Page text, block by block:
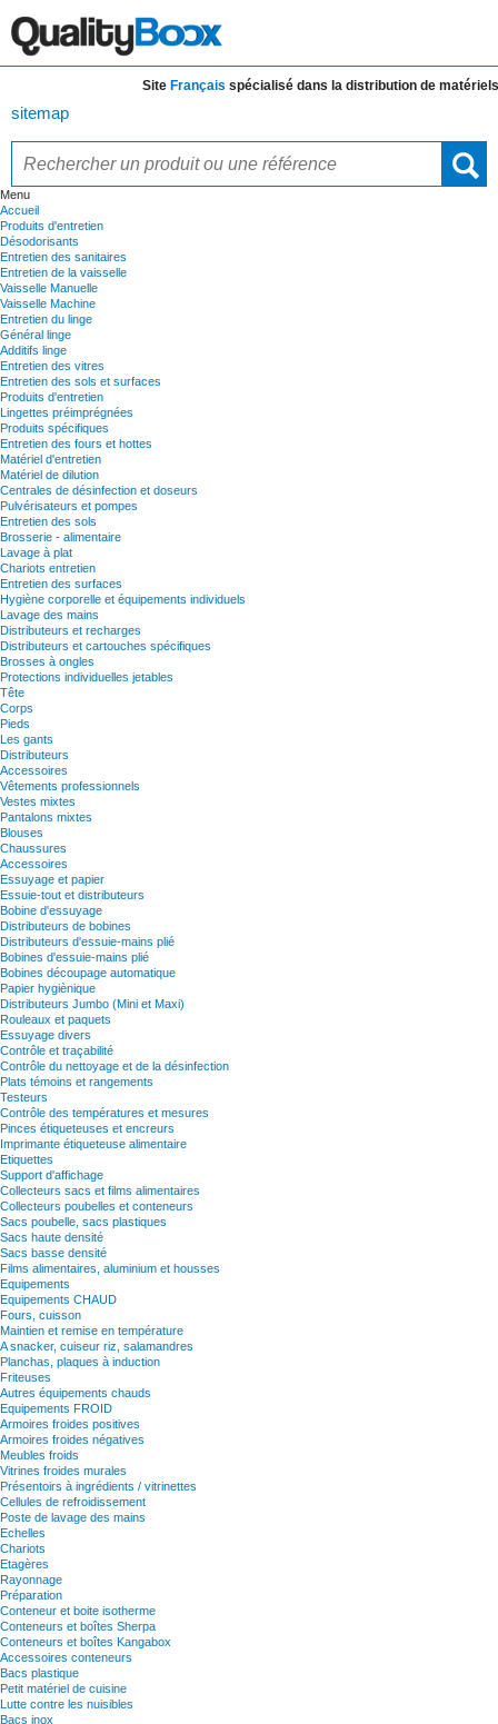
SiteFrançaisspécialisé dans la distribution dematériels et
sitemap
Menu
Accueil
Produits d'entretien
Désodorisants
Entretien des sanitaires
Entretien de la vaisselle
Vaisselle Manuelle
Vaisselle Machine
Entretien du linge
Général linge
Additifs linge
Entretien des vitres
Entretien des sols et surfaces
Produits d'entretien
Lingettes préimprégnées
Produits spécifiques
Entretien des fours et hottes
Matériel d'entretien
Matériel de dilution
Centrales de désinfection et doseurs
Pulvérisateurs et pompes
Entretien des sols
Brosserie - alimentaire
Lavage à plat
Chariots entretien
Entretien des surfaces
Hygiène corporelle et équipements individuels
Lavage des mains
Distributeurs et recharges
Distributeurs et cartouches spécifiques
Brosses à ongles
Protections individuelles jetables
Tête
Corps
Pieds
Les gants
Distributeurs
Accessoires
Vêtements professionnels
Vestes mixtes
Pantalons mixtes
Blouses
Chaussures
Accessoires
Essuyage et papier
Essuie-tout et distributeurs
Bobine d'essuyage
Distributeurs de bobines
Distributeurs d'essuie-mains plié
Bobines d'essuie-mains plié
Bobines découpage automatique
Papier hygiènique
Distributeurs Jumbo (Mini et Maxi)
Rouleaux et paquets
Essuyage divers
Contrôle et traçabilité
Contrôle du nettoyage et de la désinfection
Plats témoins et rangements
Testeurs
Contrôle des températures et mesures
Pinces étiqueteuses et encreurs
Imprimante étiqueteuse alimentaire
Etiquettes
Support d'affichage
Collecteurs sacs et films alimentaires
Collecteurs poubelles et conteneurs
Sacs poubelle, sacs plastiques
Sacs haute densité
Sacs basse densité
Films alimentaires, aluminium et housses
Equipements
Equipements CHAUD
Fours, cuisson
Maintien et remise en température
A snacker, cuiseur riz, salamandres
Planchas, plaques à induction
Friteuses
Autres équipements chauds
Equipements FROID
Armoires froides positives
Armoires froides négatives
Meubles froids
Vitrines froides murales
Présentoirs à ingrédients / vitrinettes
Cellules de refroidissement
Poste de lavage des mains
Echelles
Chariots
Etagères
Rayonnage
Préparation
Conteneur et boite isotherme
Conteneurs et boîtes Sherpa
Conteneurs et boîtes Kangabox
Accessoires conteneurs
Bacs plastique
Petit matériel de cuisine
Lutte contre les nuisibles
Bacs inox